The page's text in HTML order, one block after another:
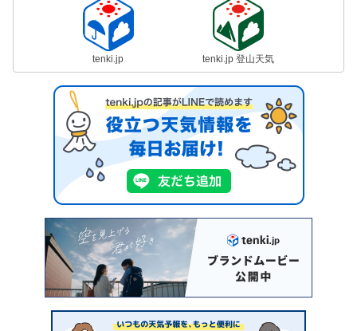
tenki.jp tenki.jp 登山天気